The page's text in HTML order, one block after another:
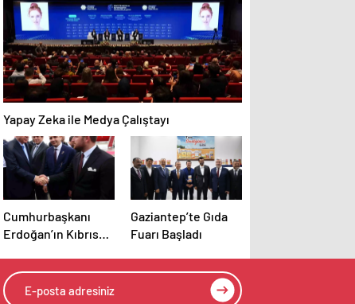
Yapay Zeka ile Medya Çalıştayı
Cumhurbaşkanı
Erdoğan’ın Kıbrıs
iş insanı da eşlik
etti
Gaziantep’te Gıda
Fuarı Başladı